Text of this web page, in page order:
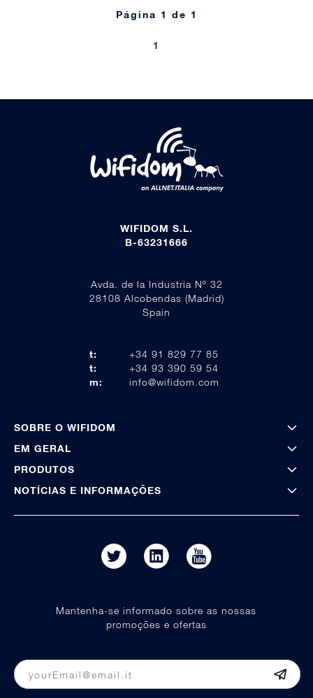
Página 1 de 1
1
WIFIDOM S.L.
B-63231666
Avda. de la Industria Nº 32
28108 Alcobendas (Madrid)
Spain
t:
+34 91 829 77 85
t:
+34 93 390 59 54
m:
info@wifidom.com
SOBRE O WIFIDOM
EM GERAL
PRODUTOS
NOTÍCIAS E INFORMAÇÕES
Mantenha-se informado sobre as nossas
promoções e ofertas